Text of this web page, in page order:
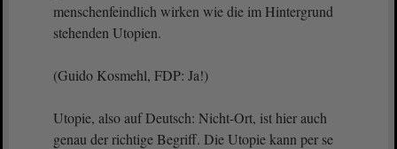
menschenfeindlich wirken wie die im Hintergrund
stehenden Utopien.
(Guido Kosmehl, FDP: Ja!)
Utopie, also auf Deutsch: Nicht-Ort, ist hier auch
genau der richtige Begriff. Die Utopie kann per se